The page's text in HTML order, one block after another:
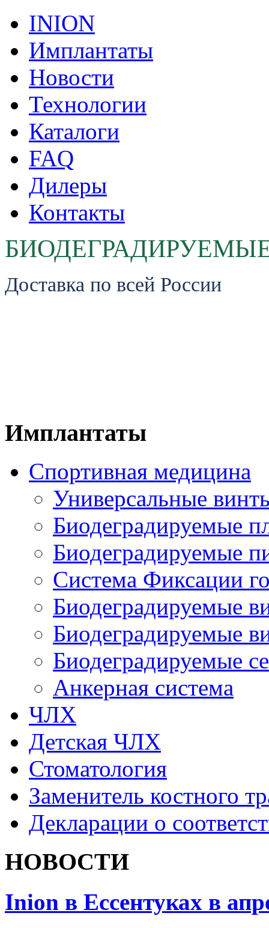
INION
Имплантаты
Новости
Технологии
Каталоги
FAQ
Дилеры
Контакты
Доставка по всей России
Имплантаты
Спортивная медицина
Универсальные
Биодеградируемые
Биодеградируемые
Система Фиксации
Биодеградируемые
Биодеградируемые
Биодеградируемые
Анкерная система
ЧЛХ
Детская ЧЛХ
Стоматология
Заменитель костного
Декларации о
НОВОСТИ
Inion в Ессентуках в